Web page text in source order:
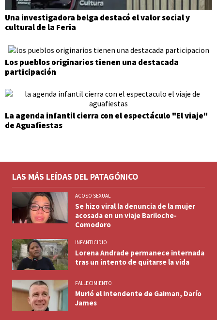
Una investigadora belga destacó el valor social y
cultural de la Feria
Los pueblos originarios tienen una destacada
participación
La agenda infantil cierra con el espectáculo "El viaje"
de Aguafiestas
LAS MÁS LEÍDAS DEL PATAGÓNICO
ACOSO SEXUAL
Se hizo viral la denuncia de la mujer
acosada en un viaje Bariloche-
Comodoro
INFANTICIDIO
Lorena Andrade permanece internada
tras un intento de quitarse la vida
FALLECIMIENTO
Murió el intendente de Gaiman, Darío
James